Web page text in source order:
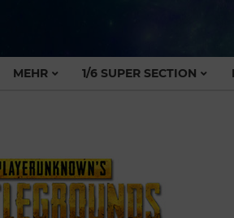
MEHR 1/6 SUPER SECTION